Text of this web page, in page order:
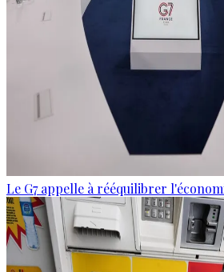
Le G7 appelle à rééquilibrer